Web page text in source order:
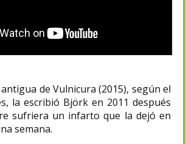
de Vulnicura (2015), según el
la escribió Björk en 2011 después
sufriera un infarto que la dejó en
semana.